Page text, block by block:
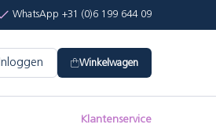
WhatsApp +31 (0)6 199 644 09
Inloggen Winkelwagen
Klantenservice